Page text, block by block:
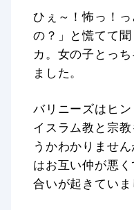
ひぇ～！怖っ！
の？」と慌てて
カ。女の子とっ
ました。
バリニーズはヒ
イスラム教と宗
うかわかりませ
はお互い仲が悪
合いが起きていま